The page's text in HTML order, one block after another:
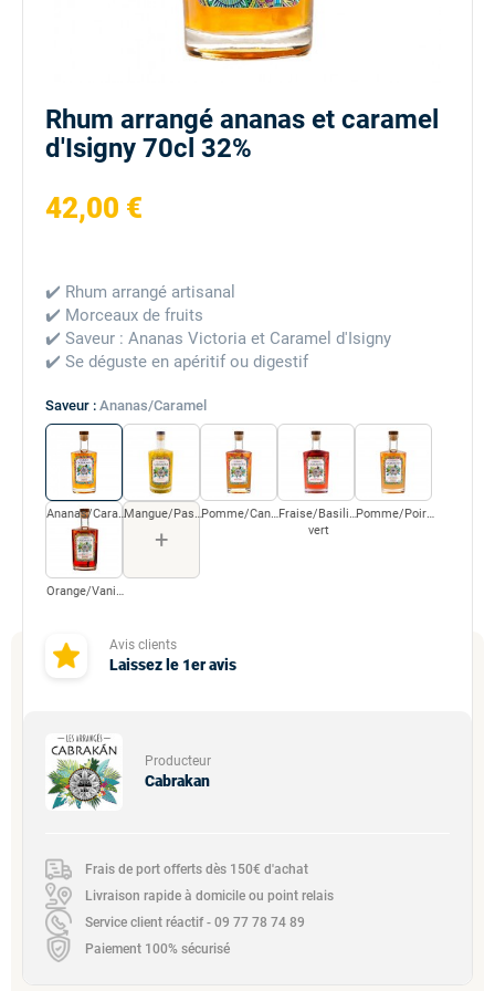
Rhum arrangé ananas et caramel
d'Isigny 70cl 32%
Avis clients
Laissez le 1er avis
✔️ Rhum arrangé artisanal
✔️ Morceaux de fruits
✔️ Saveur : Ananas Victoria et Caramel d'Isigny
✔️ Se déguste en apéritif ou digestif
Saveur : Ananas/Caramel
Ananas/Caramel Mangue/Passion Pomme/CannelleFraise/Basilic/Citron
vert
Pomme/Poire/Caramel
Orange/Vanille/Caramel
+
42,00 €
Producteur
Cabrakan
Frais de port offerts dès 150€ d'achat
Livraison rapide à domicile ou point relais
Service client réactif - 09 77 78 74 89
Paiement 100% sécurisé